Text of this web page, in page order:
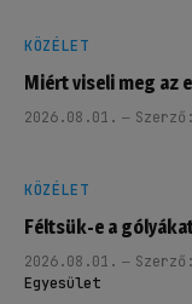
KÖZÉLET
Miért viseli meg az
2026.08.01. Szerző:
KÖZÉLET
Féltsük-e a
2026.08.01. Szerző:
Egyesület